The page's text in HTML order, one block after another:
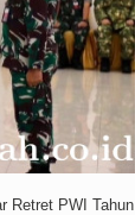
Retret PWI Tahun